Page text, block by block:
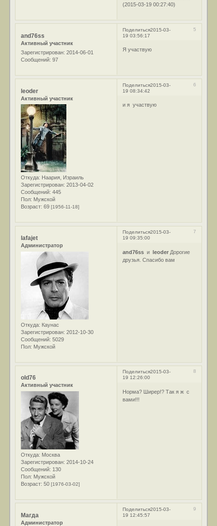
(2015-03-19 00:27:40)
Поделиться 5
2015-03-
19 03:56:17
and76ss
Активный участник
Зарегистрирован: 2014-06-01
Сообщений: 97
Я участвую
Поделиться 6
2015-03-
19 08:34:42
leoder
Активный участник
Откуда: Наария, Израиль
Зарегистрирован: 2013-04-02
Сообщений: 445
Пол: Мужской
Возраст: 69[1956-11-18]
и я участвую
Поделиться 7
2015-03-
19 09:35:00
lafajet
Администратор
Откуда: Каунас
Зарегистрирован: 2012-10-30
Сообщений: 5029
Пол: Мужской
and76ss иleoder Дорогие
друзья. Спасибо вам
Поделиться 8
2015-03-
19 12:26:00
old76
Активный участник
Откуда: Москва
Зарегистрирован: 2014-10-24
Сообщений: 130
Пол: Мужской
Возраст: 50[1976-03-02]
Норма? Ширер!? Так я ж с
вами!!!
Поделиться 9
2015-03-
19 12:45:57
Магда
Администратор